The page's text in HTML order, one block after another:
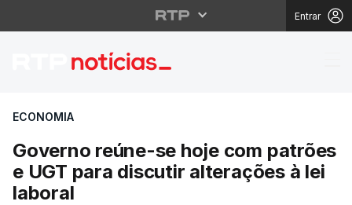
Entrar
Governo reúne-se
ECONOMIA
Governo reúne-se hoje com patrões
e UGT para discutir alterações à lei
laboral